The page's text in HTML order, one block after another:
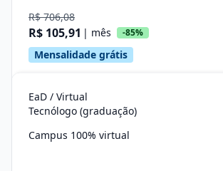
R$ 706,08
R$ 105,91 | mês -85%
Mensalidade grátis
EaD / Virtual
Tecnólogo (graduação)
Campus 100% virtual